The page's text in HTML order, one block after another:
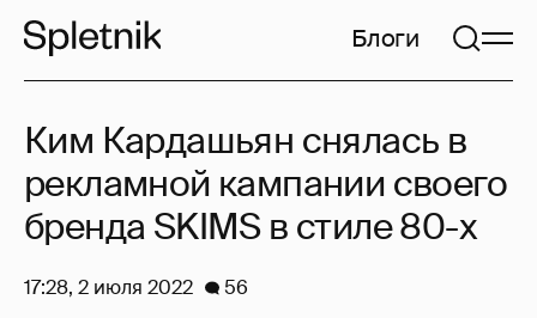
Блоги
Ким Кардашьян снялась в
рекламной кампании своего
бренда SKIMS в стиле 80-х
17:28, 2 июля 2022 56